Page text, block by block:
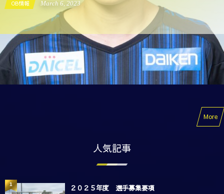
OB情報 March 6 2023
More
人気記事
２０２５年度 選手募集要項
1